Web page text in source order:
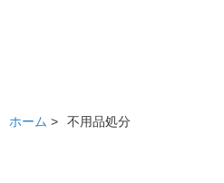
ホーム > 不用品処分